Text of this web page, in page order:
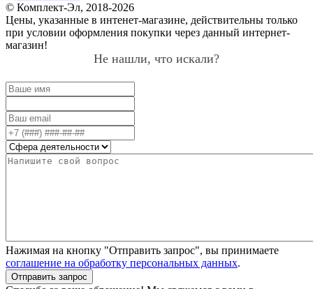
© Комплект-Эл, 2018-2026
Цены, указанные в интенет-магазине, действительны только
при условии оформления покупки через данный интернет-
магазин!
Не нашли, что искали?
Нажимая на кнопку "Отправить запрос", вы принимаете
соглашение на обработку персональных данных.
Отправить запрос